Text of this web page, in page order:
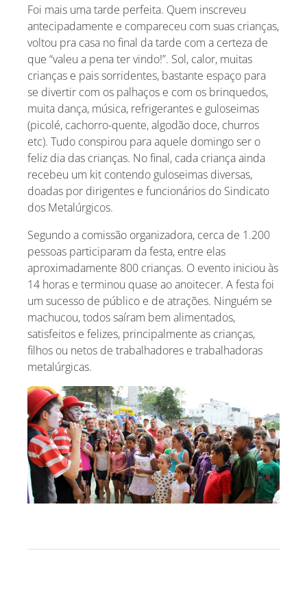
Foi mais uma tarde perfeita. Quem inscreveu
antecipadamente e compareceu com suas crianças,
voltou pra casa no final da tarde com a certeza de
que “valeu a pena ter vindo!”. Sol, calor, muitas
crianças e pais sorridentes, bastante espaço para
se divertir com os palhaços e com os brinquedos,
muita dança, música, refrigerantes e guloseimas
(picolé, cachorro-quente, algodão doce, churros
etc). Tudo conspirou para aquele domingo ser o
feliz dia das crianças. No final, cada criança ainda
recebeu um kit contendo guloseimas diversas,
doadas por dirigentes e funcionários do Sindicato
dos Metalúrgicos.
Segundo a comissão organizadora, cerca de 1.200
pessoas participaram da festa, entre elas
aproximadamente 800 crianças. O evento iniciou às
14 horas e terminou quase ao anoitecer. A festa foi
um sucesso de público e de atrações. Ninguém se
machucou, todos saíram bem alimentados,
satisfeitos e felizes, principalmente as crianças,
filhos ou netos de trabalhadores e trabalhadoras
metalúrgicas.